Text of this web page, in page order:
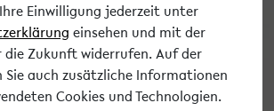
Einwilligung jederzeit unter
einsehen und mit der
die Zukunft widerrufen. Auf der
Sie auch zusätzliche Informationen
Cookies und Technologien.